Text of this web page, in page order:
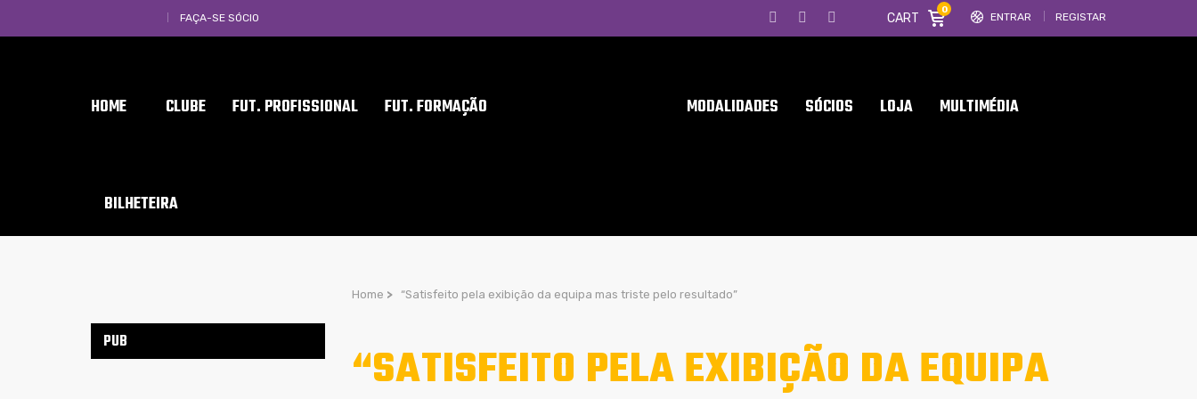
FAÇA-SE SÓCIO ENTRAR REGISTAR
CART
0
HOME CLUBE FUT. PROFISSIONAL FUT. FORMAÇÃO MODALIDADES SÓCIOS LOJA MULTIMÉDIA
BILHETEIRA
Home > “Satisfeito pela exibição da equipa mas triste pelo resultado”
“SATISFEITO PELA EXIBIÇÃO DA EQUIPA
PUB